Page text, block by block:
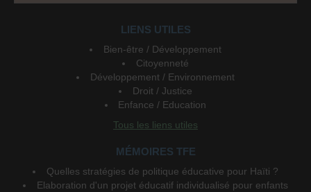
LIENS UTILES
Bien-être / Développement
Citoyenneté
Développement / Environnement
Droit / Justice
Enfance / Education
Tous les liens utiles
MÉMOIRES TFE
Quelles stratégies de politique éducative pour Haïti ?
Elaboration d'un projet éducatif individualisé pour enfants